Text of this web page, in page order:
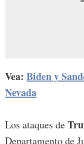
Vea: Biden y
Nevada
Los ataques de
Departamento de